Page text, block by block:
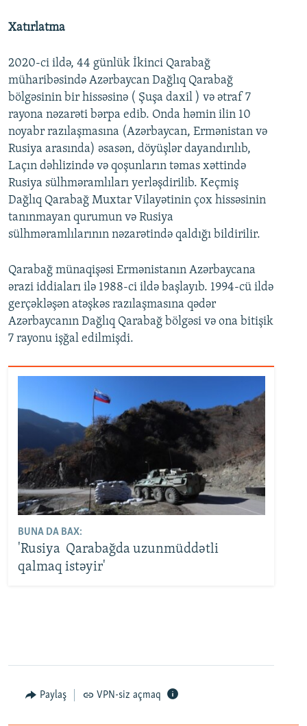
720p 1080p 720p
1080p
Xatırlatma
2020-ci ildə, 44 günlük İkinci Qarabağ
müharibəsində Azərbaycan Dağlıq Qarabağ
bölgəsinin bir hissəsinə ( Şuşa daxil ) və ətraf 7
rayona nəzarəti bərpa edib. Onda həmin ilin 10
noyabr razılaşmasına (Azərbaycan, Ermənistan və
Rusiya arasında) əsasən, döyüşlər dayandırılıb,
Laçın dəhlizində və qoşunların təmas xəttində
Rusiya sülhməramlıları yerləşdirilib. Keçmiş
Dağlıq Qarabağ Muxtar Vilayətinin çox hissəsinin
tanınmayan qurumun və Rusiya
sülhməramlılarının nəzarətində qaldığı bildirilir.
Qarabağ münaqişəsi Ermənistanın Azərbaycana
ərazi iddiaları ilə 1988-ci ildə başlayıb. 1994-cü ildə
gerçəkləşən atəşkəs razılaşmasına qədər
Azərbaycanın Dağlıq Qarabağ bölgəsi və ona bitişik
7 rayonu işğal edilmişdi.
BUNA DA BAX:
'Rusiya Qarabağda uzunmüddətli
qalmaq istəyir'
Paylaş VPN-siz açmaq